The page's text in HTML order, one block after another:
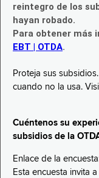
reintegro de los
hayan robado.
Para obtener más
EBT | OTDA.
Proteja sus
cuando no la usa.
Cuéntenos su
subsidios de la
Enlace de la
Esta encuesta invita